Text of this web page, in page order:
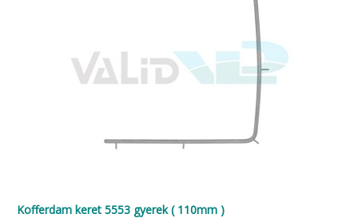
Kofferdam keret 5553 gyerek ( 110mm )